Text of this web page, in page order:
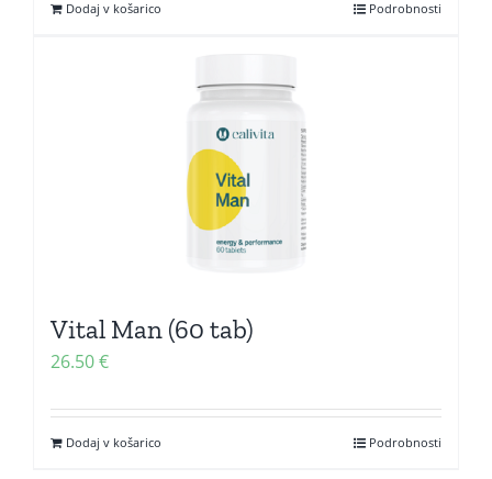
Dodaj v košarico Podrobnosti
Vital Man (60 tab)
26.50€
Dodaj v košarico Podrobnosti